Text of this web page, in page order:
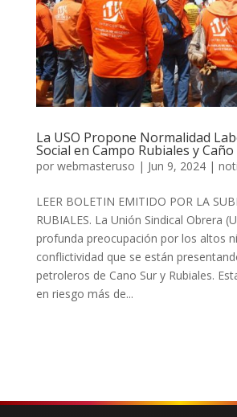
La USO Propone Normalidad
Social en Campo Rubiales y
por webmasteruso | Jun 9, 2024|
LEER BOLETIN EMITIDO POR LA
RUBIALES. La Unión Sindical Obrera
profunda preocupación por los altos
conflictividad que se están
petroleros de Cano Sur y Rubiales.
en riesgo más de...